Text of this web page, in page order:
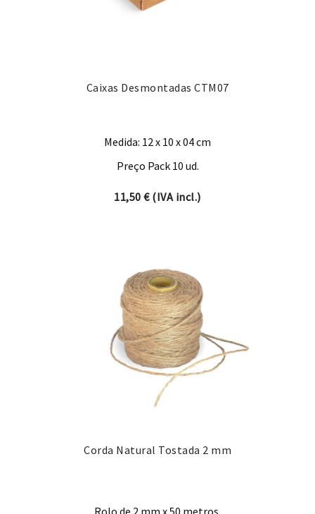
Caixas Desmontadas CTM07
Medida: 12 x 10 x 04 cm
Preço Pack 10 ud.
11,50€(IVA incl.)
Corda Natural Tostada 2 mm
Rolo de 2 mm x 50 metros.